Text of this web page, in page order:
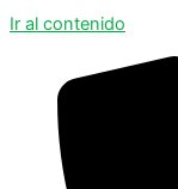
Ir al contenido